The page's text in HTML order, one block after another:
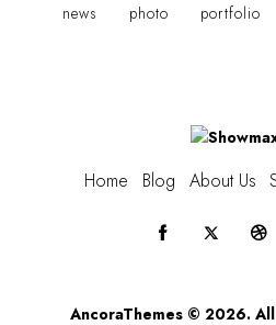
news
photo portfolio
Home Blog About Us
AncoraThemes© 2026. All